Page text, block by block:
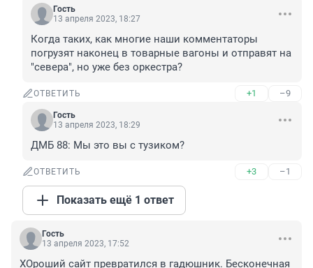
Гость
13 апреля 2023, 18:27
Когда таких, как многие наши комментаторы
погрузят наконец в товарные вагоны и отправят на
"севера", но уже без оркестра?
ОТВЕТИТЬ +1 –9
Гость
13 апреля 2023, 18:29
ДМБ 88: Мы это вы с тузиком?
ОТВЕТИТЬ +3 –1
Показать ещё 1 ответ
Гость
13 апреля 2023, 17:52
ХОроший сайт превратился в гадюшник. Бесконечная